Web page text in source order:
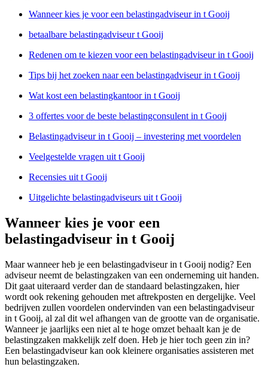
Wanneer kies je voor een belastingadviseur in t Gooij
betaalbare belastingadviseur t Gooij
Redenen om te kiezen voor een belastingadviseur in t Gooij
Tips bij het zoeken naar een belastingadviseur in t Gooij
Wat kost een belastingkantoor in t Gooij
3 offertes voor de beste belastingconsulent in t Gooij
Belastingadviseur in t Gooij – investering met voordelen
Veelgestelde vragen uit t Gooij
Recensies uit t Gooij
Uitgelichte belastingadviseurs uit t Gooij
Wanneer kies je voor een
belastingadviseur in t Gooij
Maar wanneer heb je een belastingadviseur in t Gooij nodig? Een
adviseur neemt de belastingzaken van een onderneming uit handen.
Dit gaat uiteraard verder dan de standaard belastingzaken, hier
wordt ook rekening gehouden met aftrekposten en dergelijke. Veel
bedrijven zullen voordelen ondervinden van een belastingadviseur
in t Gooij, al zal dit wel afhangen van de grootte van de organisatie.
Wanneer je jaarlijks een niet al te hoge omzet behaalt kan je de
belastingzaken makkelijk zelf doen. Heb je hier toch geen zin in?
Een belastingadviseur kan ook kleinere organisaties assisteren met
hun belastingzaken.